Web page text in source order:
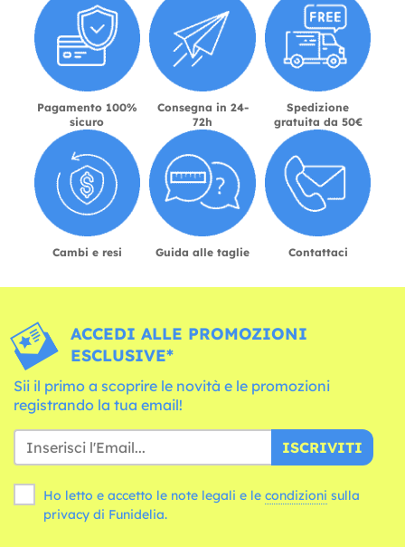
Pagamento 100%
sicuro
Consegna in 24-
72h
Spedizione
gratuita da 50€
Cambi e resi Guida alle taglie Contattaci
ACCEDI ALLE PROMOZIONI
ESCLUSIVE*
Sii il primo a scoprire le novità e le promozioni
registrando la tua email!
ISCRIVITI
Ho letto e accetto le note legali e le condizioni
privacy di Funidelia.